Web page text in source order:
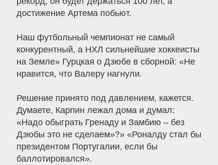
достижение Артема побьют.
Наш футбольный чемпионат не самый
конкурентный, а НХЛ сильнейшие хоккеисты
на Земле» Гурцкая о Дзюбе в сборной: «Не
нравится, что Валеру нагнули.
Решение принято под давлением, кажется.
Думаете, Карпин лежал дома и думал:
«Надо обыграть Гренаду и Замбию – без
Дзюбы это не сделаем»?» «Роналду стал бы
президентом Португалии, если бы
баллотировался».